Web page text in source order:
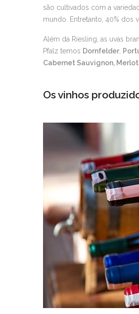
são cultivados com a
mundo. Entretanto, 40% dos
Além da Riesling, as uvas
Pfalz temos Dornfelder
Cabernet Sauvignon,
Os vinhos